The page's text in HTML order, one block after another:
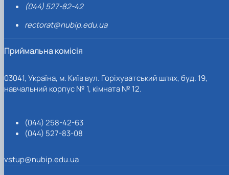
(044) 527-82-42
rectorat@nubip.edu.ua
Приймальна комісія
03041, Україна, м. Київ вул. Горіхуватський шлях, буд. 19,
навчальний корпус № 1, кімната № 12.
(044) 258-42-63
(044) 527-83-08
vstup@nubip.edu.ua